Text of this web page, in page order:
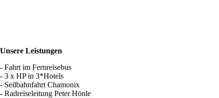
Unsere Leistungen
- Fahrt im Fernreisebus
- 3 x HP in 3*Hotels
- Seilbahnfahrt Chamonix
- Radreiseleitung Peter Hönle